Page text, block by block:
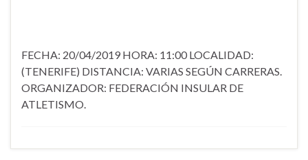
FECHA: 20/04/2019 HORA: 11:00 LOCALIDAD:
(TENERIFE) DISTANCIA: VARIAS SEGÚN CARRERAS.
ORGANIZADOR: FEDERACIÓN INSULAR DE
ATLETISMO.